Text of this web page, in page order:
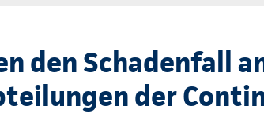
den Schadenfall
der